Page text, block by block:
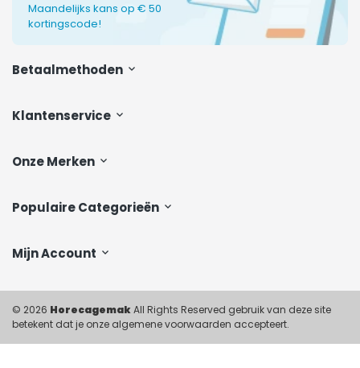
Klantenservice
Onze Merken
Populaire Categorieën
Mijn Account
Maandelijks kans op € 50
kortingscode!
Betaalmethoden
© 2026 HorecagemakAll Rights Reserved gebruik van deze site
betekent dat je onze algemene voorwaarden accepteert.